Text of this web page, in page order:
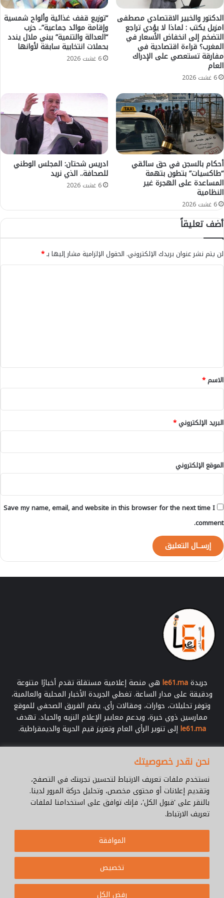
نحن نقدر خصوصيتك
نستخدم ملفات تعريف الارتباط لتحسين تجربتك في التصفح،
وتقديم إعلانات أو محتوى مخصص، وتحليل حركة المرور لدينا.
بالنقر على 'قبول الكل'، فإنك توافق على استخدامنا لملفات
تعريف الارتباط.
تخصيص
رفض الكل
الموافقة
ل
م
ا
ن
ل
ح
ز
ب
ا
ل
م
ي
ا
ن
الدكتور والخبير الاقتصادي مصطفى
امزيل يكتب : لماذا لا يؤدي تراجع
التضخم إلى انخفاض الأسعار في
المغرب؟ قراءة اقتصادية في
مفارقة تستعصي على الإدراك
العام
6 غشت 2026
“توزيع قفف غذائية وألواح شمسية
وإقامة موائد جماعية”.. حزب
“العدالة والتنمية” ببني ملال يندد
بحملات انتخابية سابقة لأوانها
6 غشت 2026
أحكام بالسجن في حق سائقي
“طاكسيات” بتطون بتهمة
المساعدة على الهجرة غير
النظامية
6 غشت 2026
ادريس شحتان: المجلس الوطني
للصحافة.. الذي نريد
6 غشت 2026
أضف تعليقاً
لن يتم نشر عنوان بريدك الإلكتروني. الحقول الإلزامية مشار إليها بـ*
*
الاسم*
البريد الإلكتروني*
الموقع الإلكتروني
Save my name, email, and website in this browser for the next time I
comment.
جريدةle61.ma هي منصة إعلامية مستقلة تقدم أخبارًا متنوعة
ودقيقة على مدار الساعة. تغطي الجريدة الأخبار المحلية والعالمية،
وتوفر تحليلات، حوارات، ومقالات رأي. يضم الفريق الصحفي للموقع
ممارسين ذوي خبرة، ويدعم معايير الإعلام النزيه والحياد. تهدف
le61.maإلى تنوير الرأي العام وتعزيز قيم الحرية والديمقراطية.
بريدك
الإلكتروني
© جميع الحقوق محفوظة 2026 |
Le61.ma
فريق العمل للإتصال
Facebook
YouTube